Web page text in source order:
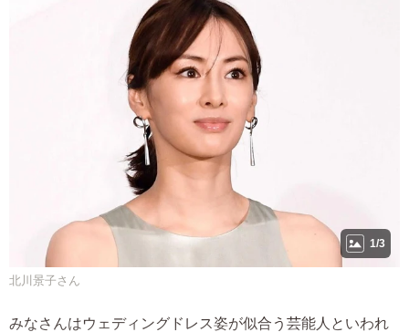
1/3
北川景子さん
みなさんはウェディングドレス姿が似合う芸能人といわれ